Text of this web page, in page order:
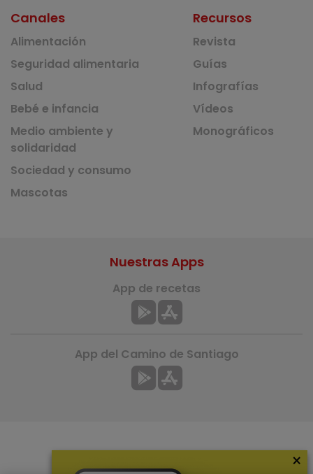
Canales
Alimentación
Seguridad alimentaria
Salud
Bebé e infancia
Medio ambiente y
solidaridad
Sociedad y consumo
Mascotas
Recursos
Revista
Guías
Infografías
Vídeos
Monográficos
Nuestras Apps
App de recetas
App del Camino de Santiago
×